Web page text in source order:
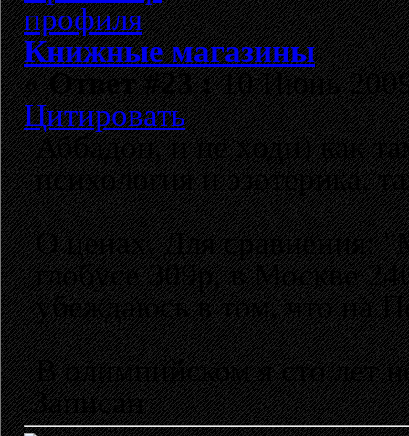
Книжные магазины
«Ответ #23 :10 Июнь
Цитировать
Аббадон, и не ходи) как
психология и эзотерика,
О ценах. Для сравнения:
глобусе 309р, в Москве
убеждаюсь в том, что на
В олимпийском я сто лет
Записан